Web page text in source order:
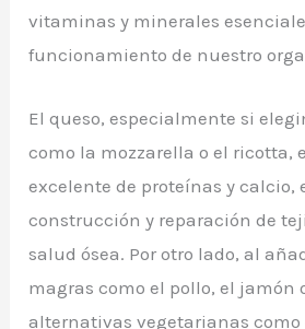
vitaminas y minerales
funcionamiento de nuestro
El queso, especialmente si
como la mozzarella o el ricotta,
excelente de proteínas y calcio,
construcción y reparación de
salud ósea. Por otro lado, al
magras como el pollo, el jamón
alternativas vegetarianas como